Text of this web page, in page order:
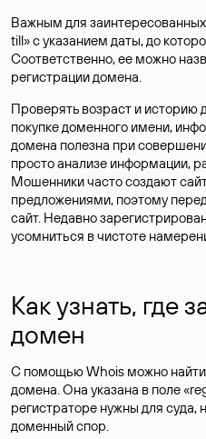
Важным для
till» с указанием даты, до
Соответственно, ее можно
регистрации домена.
Проверять возраст и историю
покупке доменного имени,
домена полезна при
просто анализе информации,
Мошенники часто создают
предложениями, поэтому
сайт. Недавно
усомниться в чистоте
Как узнать, где
домен
С помощью Whois можно
домена. Она указана в поле
регистраторе нужны для суда,
доменный спор.